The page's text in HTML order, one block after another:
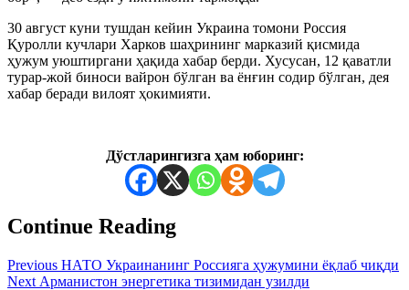
30 август куни тушдан кейин Украина томони Россия
Қуролли кучлари Харков шаҳрининг марказий қисмида
ҳужум уюштиргани ҳақида хабар берди. Хусусан, 12 қаватли
турар-жой биноси вайрон бўлган ва ёнғин содир бўлган, дея
хабар беради вилоят ҳокимияти.
Дўстларингизга ҳам юборинг:
Continue Reading
Previous НАТО Украинанинг Россияга ҳужумини ёқлаб чиқди
Next Арманистон энергетика тизимидан узилди